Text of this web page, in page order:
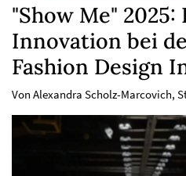
"Show Me"
Innovation bei
Fashion Design
Von Alexandra Scholz-Marcovich,